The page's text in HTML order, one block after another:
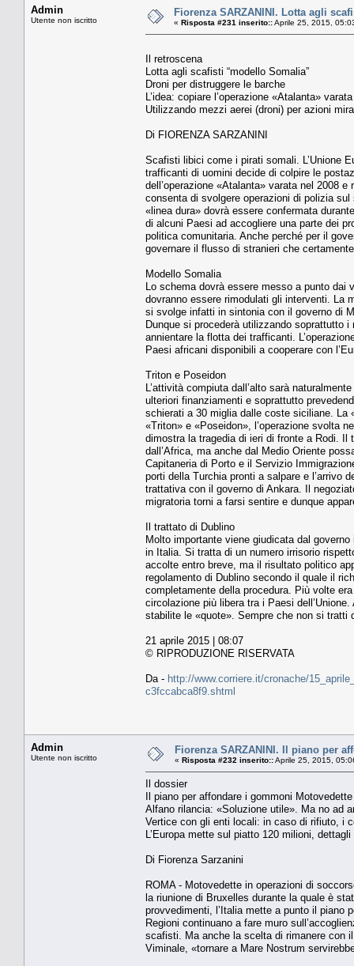
Admin
Utente non iscritto
Fiorenza SARZANINI. Lotta agli
« Risposta #231 inserito::Aprile 25, 2015,
Il retroscena
Lotta agli scafisti “modello Somalia”
Droni per distruggere le barche
L’idea: copiare l’operazione «Atalanta»
Utilizzando mezzi aerei (droni) per azioni
Di FIORENZA SARZANINI
Scafisti libici come i pirati somali. L’Unione
trafficanti di uomini decide di colpire le
dell’operazione «Atalanta» varata nel 2008
consenta di svolgere operazioni di polizia
«linea dura» dovrà essere confermata
di alcuni Paesi ad accogliere una parte dei
politica comunitaria. Anche perché per il
governare il flusso di stranieri che
Modello Somalia
Lo schema dovrà essere messo a punto dai
dovranno essere rimodulati gli interventi. La
si svolge infatti in sintonia con il governo di
Dunque si procederà utilizzando soprattutto
annientare la flotta dei trafficanti.
Paesi africani disponibili a cooperare con
Triton e Poseidon
L’attività compiuta dall’alto sarà
ulteriori finanziamenti e soprattutto
schierati a 30 miglia dalle coste siciliane. La
«Triton» e «Poseidon», l’operazione svolta
dimostra la tragedia di ieri di fronte a Rodi.
dall’Africa, ma anche dal Medio Oriente
Capitaneria di Porto e il Servizio
porti della Turchia pronti a salpare e l’arrivo
trattativa con il governo di Ankara. Il
migratoria torni a farsi sentire e dunque
Il trattato di Dublino
Molto importante viene giudicata dal
in Italia. Si tratta di un numero irrisorio
accolte entro breve, ma il risultato politico
regolamento di Dublino secondo il quale il
completamente della procedura. Più volte
circolazione più libera tra i Paesi
stabilite le «quote». Sempre che non si tratti
21 aprile 2015 | 08:07
© RIPRODUZIONE RISERVATA
Da - http://www.corriere.it/cronache/
c3fccabca8f9.shtml
Admin
Utente non iscritto
Fiorenza SARZANINI. Il piano per
« Risposta #232 inserito::Aprile 25, 2015,
Il dossier
Il piano per affondare i gommoni
Alfano rilancia: «Soluzione utile». Ma no ad
Vertice con gli enti locali: in caso di rifiuto, i
L’Europa mette sul piatto 120 milioni,
Di Fiorenza Sarzanini
ROMA - Motovedette in operazioni di
la riunione di Bruxelles durante la quale è
provvedimenti, l’Italia mette a punto il piano
Regioni continuano a fare muro
scafisti. Ma anche la scelta di rimanere con
Viminale, «tornare a Mare Nostrum